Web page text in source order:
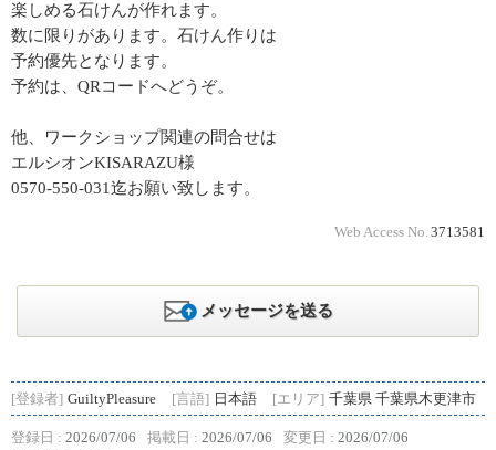
楽しめる石けんが作れます。
数に限りがあります。石けん作りは
予約優先となります。
予約は、QRコードへどうぞ。
他、ワークショップ関連の問合せは
エルシオンKISARAZU様
0570-550-031迄お願い致します。
Web Access No. 3713581
メッセージを送る
[登録者] GuiltyPleasure [言語] 日本語 [エリア] 千葉県 千葉県木更津市
登録日 : 2026/07/06 掲載日 : 2026/07/06 変更日 : 2026/07/06